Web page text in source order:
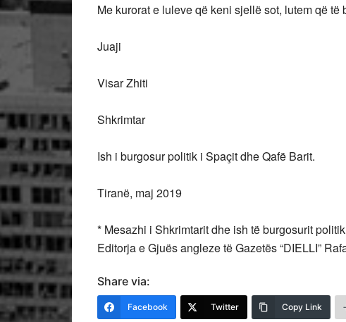
Me kurorat e luleve që keni sjellë sot, lutem që
Juaji
Visar Zhiti
Shkrimtar
Ish i burgosur politik i Spaçit dhe Qafë Barit.
Tiranë, maj 2019
* Mesazhi i Shkrimtarit dhe ish të burgosurit
Editorja e Gjuës angleze të Gazetës “DIELLI”
Share via:
Facebook Twitter Copy Link